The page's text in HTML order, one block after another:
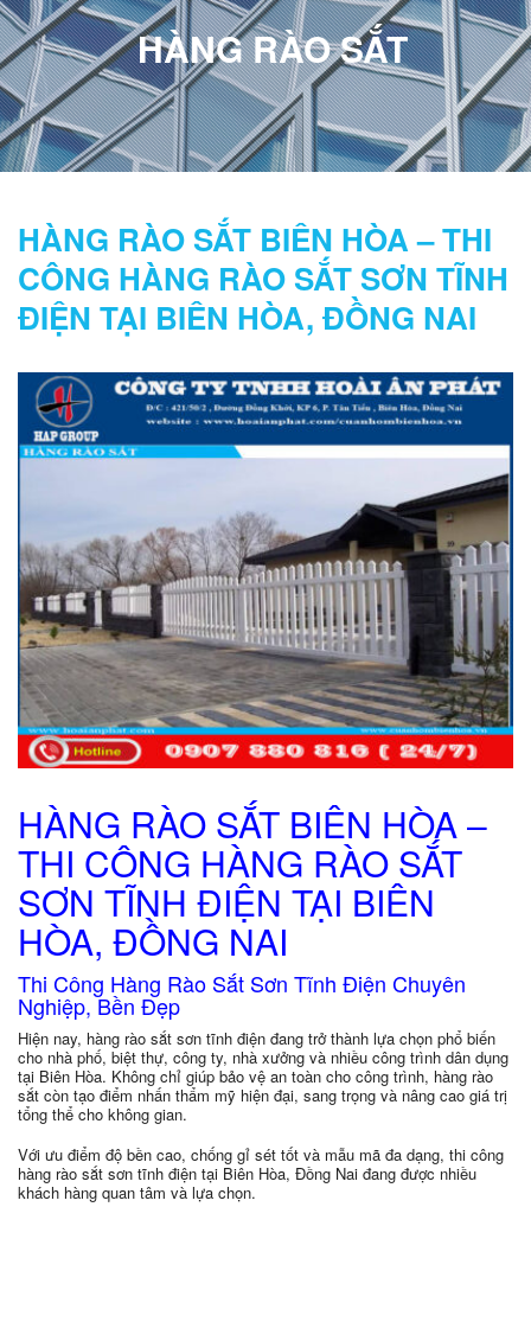
HÀNG RÀO SẮT
HÀNG RÀO SẮT BIÊN HÒA – THI
CÔNG HÀNG RÀO SẮT SƠN TĨNH
ĐIỆN TẠI BIÊN HÒA, ĐỒNG NAI
HÀNG RÀO SẮT BIÊN HÒA –
THI CÔNG HÀNG RÀO SẮT
SƠN TĨNH ĐIỆN TẠI BIÊN
HÒA, ĐỒNG NAI
Thi Công Hàng Rào Sắt Sơn Tĩnh Điện Chuyên
Nghiệp, Bền Đẹp
Hiện nay, hàng rào sắt sơn tĩnh điện đang trở thành lựa chọn phổ biến
cho nhà phố, biệt thự, công ty, nhà xưởng và nhiều công trình dân dụng
tại Biên Hòa. Không chỉ giúp bảo vệ an toàn cho công trình, hàng rào
sắt còn tạo điểm nhấn thẩm mỹ hiện đại, sang trọng và nâng cao giá trị
tổng thể cho không gian.
Với ưu điểm độ bền cao, chống gỉ sét tốt và mẫu mã đa dạng, thi công
hàng rào sắt sơn tĩnh điện tại Biên Hòa, Đồng Nai đang được nhiều
khách hàng quan tâm và lựa chọn.